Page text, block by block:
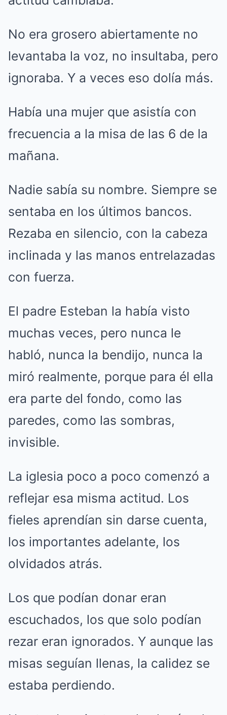
No era grosero abiertamente no
levantaba la voz, no insultaba, pero
ignoraba. Y a veces eso dolía más.
Había una mujer que asistía con
frecuencia a la misa de las 6 de la
mañana.
Nadie sabía su nombre. Siempre se
sentaba en los últimos bancos.
Rezaba en silencio, con la cabeza
inclinada y las manos entrelazadas
con fuerza.
El padre Esteban la había visto
muchas veces, pero nunca le
habló, nunca la bendijo, nunca la
miró realmente, porque para él ella
era parte del fondo, como las
paredes, como las sombras,
invisible.
La iglesia poco a poco comenzó a
reflejar esa misma actitud. Los
fieles aprendían sin darse cuenta,
los importantes adelante, los
olvidados atrás.
Los que podían donar eran
escuchados, los que solo podían
rezar eran ignorados. Y aunque las
misas seguían llenas, la calidez se
estaba perdiendo.